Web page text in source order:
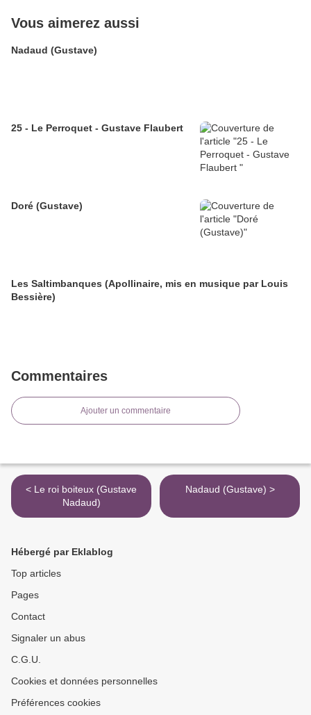
Vous aimerez aussi
Nadaud (Gustave)
25 - Le Perroquet - Gustave Flaubert
Doré (Gustave)
Les Saltimbanques (Apollinaire, mis en musique par Louis
Bessière)
Commentaires
Ajouter un commentaire
< Le roi boiteux (Gustave
Nadaud)
Nadaud (Gustave) >
Hébergé par Eklablog
Top articles
Pages
Contact
Signaler un abus
C.G.U.
Cookies et données personnelles
Préférences cookies